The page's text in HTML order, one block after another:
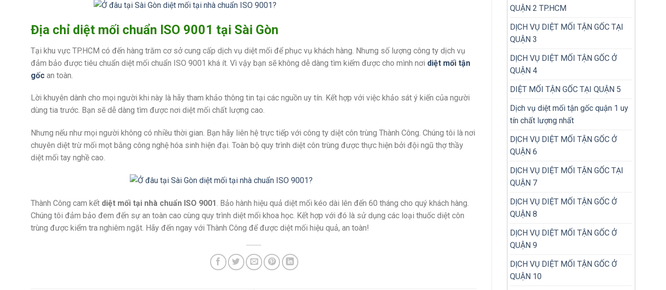
Địa chỉ diệt mối chuẩn ISO 9001 tại Sài Gòn
Tại khu vực TP.HCM có đến hàng trăm cơ sở cung cấp dịch vụ diệt mối để phục vụ khách hàng. Nhưng số lượng công ty dịch vụ
đảm bảo được tiêu chuẩn diệt mối chuẩn ISO 9001 khá ít. Vì vậy bạn sẽ không dễ dàng tìm kiếm được cho mình nơi diệt mối tận
gốc an toàn.
Lời khuyên dành cho mọi người khi này là hãy tham khảo thông tin tại các nguồn uy tín. Kết hợp với việc khảo sát ý kiến của người
dùng tia trước. Bạn sẽ dễ dàng tìm được nơi diệt mối chất lượng cao.
Nhưng nếu như mọi người không có nhiều thời gian. Bạn hãy liên hệ trực tiếp với công ty diệt côn trùng Thành Công. Chúng tôi là nơi
chuyên diệt trừ mối mọt bằng công nghệ hóa sinh hiện đại. Toàn bộ quy trình diệt côn trùng được thực hiện bởi đội ngũ thợ thầy
diệt mối tay nghề cao.
Thành Công cam kết diệt mối tại nhà chuẩn ISO 9001 . Bảo hành hiệu quả diệt mối kéo dài lên đến 60 tháng cho quý khách hàng.
Chúng tôi đảm bảo đem đến sự an toàn cao cùng quy trình diệt mối khoa học. Kết hợp với đó là sử dụng các loại thuốc diệt côn
trùng được kiểm tra nghiêm ngặt. Hãy đến ngay với Thành Công để được diệt mối hiệu quả, an toàn!
QUẬN 2 TP.HCM
DỊCH VỤ DIỆT MỐI TẬN GỐC TẠI
QUẬN 3
DỊCH VỤ DIỆT MỐI TẬN GỐC Ở
QUẬN 4
DIỆT MỐI TẬN GỐC TẠI QUẬN 5
Dịch vụ diệt mối tận gốc quận 1 uy
tín chất lượng nhất
DỊCH VỤ DIỆT MỐI TẬN GỐC Ở
QUẬN 6
DỊCH VỤ DIỆT MỐI TẬN GỐC TẠI
QUẬN 7
DỊCH VỤ DIỆT MỐI TẬN GỐC Ở
QUẬN 8
DỊCH VỤ DIỆT MỐI TẬN GỐC Ở
QUẬN 9
DỊCH VỤ DIỆT MỐI TẬN GỐC Ở
QUẬN 10